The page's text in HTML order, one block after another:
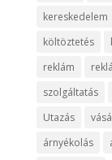
kereskedelem
költöztetés
reklám
szolgáltatás
Utazás
árnyékolás